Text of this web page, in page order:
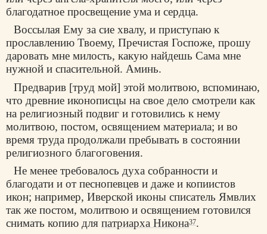
благодатное просвещение ума и сердца.
Воссылая Ему за сие хвалу, и приступаю к
прославлению Твоему, Пречистая Госпоже, прошу
даровать мне милость, какую найдешь Сама мне
нужной и спасительной. Аминь.
Предварив [труд мой] этой молитвою, вспоминаю,
что древние иконописцы на свое дело смотрели как
на религиозный подвиг и готовились к нему
молитвою, постом, освящением материала; и во
время труда продолжали пребывать в состоянии
религиозного благоговения.
Не менее требовалось духа собранности и
благодати и от песнопевцев и даже и копиистов
икон; например, Иверской иконы списатель Ямвлих
так же постом, молитвою и освящением готовился
снимать копию для патриарха Никона37.